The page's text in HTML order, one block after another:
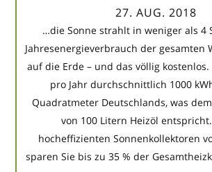
27. AUG. 2018
…die Sonne strahlt in weniger als 4
Jahresenergieverbrauch der gesamten
auf die Erde – und das völlig
pro Jahr durchschnittlich 1000
Quadratmeter Deutschlands, was
von 100 Litern Heizöl
hocheffizienten Sonnenkollektoren
sparen Sie bis zu 35 % der